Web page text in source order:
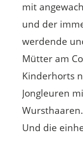
mit
und der
werdende
Mütter am
Kinderhorts
Jongleuren
Wursthaaren.
Und die